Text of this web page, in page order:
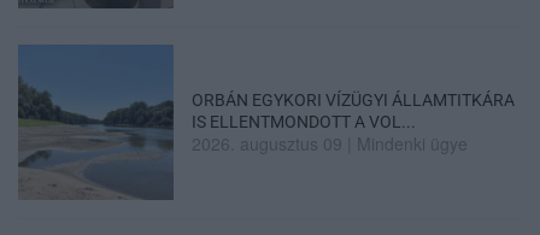
ORBÁN EGYKORI VÍZÜGYI ÁLLAMTITKÁRA
IS ELLENTMONDOTT A VOL...
2026. augusztus 09 Mindenki ügye